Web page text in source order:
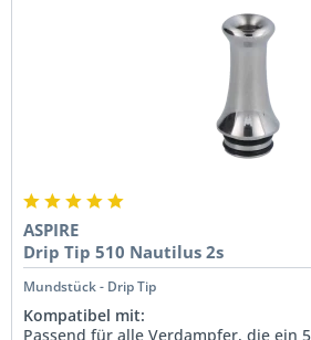
ASPIRE
Drip Tip 510 Nautilus 2s
Mundstück - Drip Tip
Kompatibel mit:
Passend für alle Verdampfer, die ein